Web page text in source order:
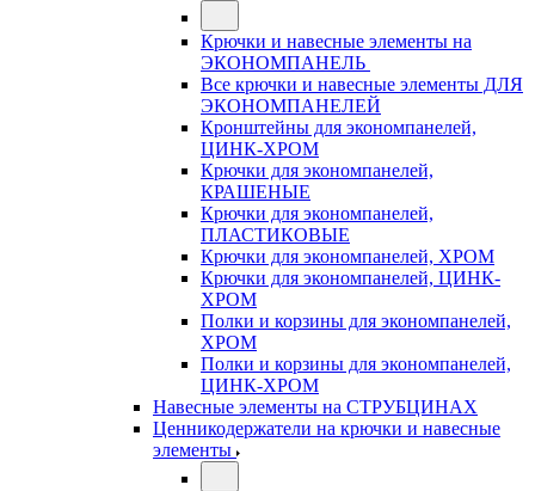
Крючки и навесные элементы на
ЭКОНОМПАНЕЛЬ
Все крючки и навесные элементы ДЛЯ
ЭКОНОМПАНЕЛЕЙ
Кронштейны для экономпанелей,
ЦИНК-ХРОМ
Крючки для экономпанелей,
КРАШЕНЫЕ
Крючки для экономпанелей,
ПЛАСТИКОВЫЕ
Крючки для экономпанелей, ХРОМ
Крючки для экономпанелей, ЦИНК-
ХРОМ
Полки и корзины для экономпанелей,
ХРОМ
Полки и корзины для экономпанелей,
ЦИНК-ХРОМ
Навесные элементы на СТРУБЦИНАХ
Ценникодержатели на крючки и навесные
элементы